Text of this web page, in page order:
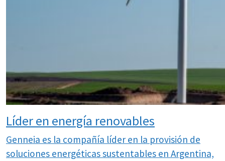
Líder en energía renovables
Genneia es la compañía líder en la provisión de
soluciones energéticas sustentables en Argentina,